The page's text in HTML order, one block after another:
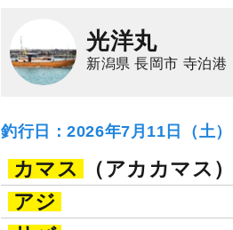
光洋丸
新潟県 長岡市 寺泊港
釣行日：2026年7月11日（土
カマス
（アカカマス
アジ